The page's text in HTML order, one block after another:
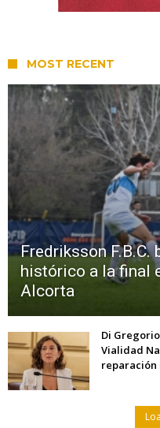
MOST RECENT
Fredriksson F.B.C.
histórico a la final
Alcorta
Di
Vialidad
reparación